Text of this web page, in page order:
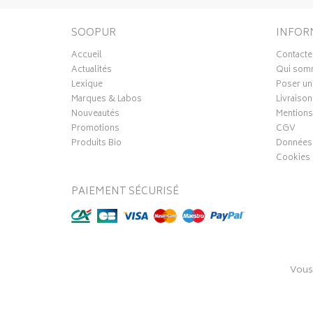
SOOPUR
Accueil
Actualités
Lexique
Marques & Labos
Nouveautés
Promotions
Produits Bio
Qui
Poser
Livraison
CGV
Cookies
PAIEMENT SÉCURISÉ